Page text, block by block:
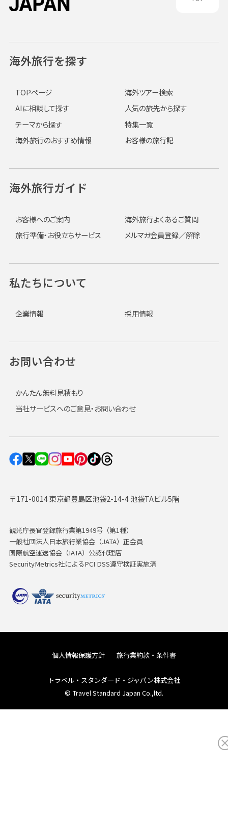
〒171-0014 東京都豊島区池袋2-14-4 池袋TAビル5階
観光庁長官登録旅行業第1949号（第1種）
一般社団法人日本旅行業協会（JATA）正会員
国際航空運送協会（IATA）公認代理店
SecurityMetrics社によるPCI DSS遵守検証実施済
海外旅行を探す
TOPページ
海外ツアー検索
AIに相談して探す
人気の旅先から探す
テーマから探す
特集一覧
海外旅行のおすすめ情報
お客様の旅行記
海外旅行ガイド
お客様へのご案内
海外旅行よくあるご質問
旅行準備・お役立ちサービス
メルマガ会員登録／解除
私たちについて
企業情報 採用情報
お問い合わせ
かんたん無料見積もり
当社サービスへのご意見・お問い合わせ
個人情報保護方針 旅行業約款・条件書
トラベル・スタンダード・ジャパン株式会社
© Travel Standard Japan Co.,ltd.